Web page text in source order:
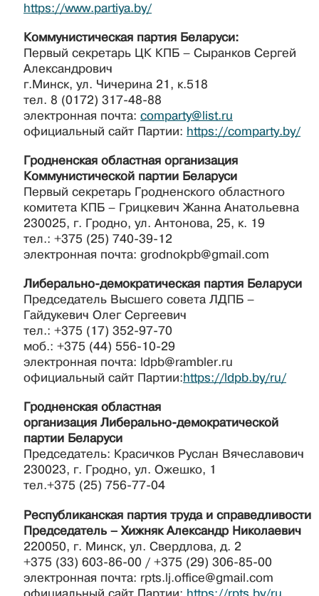
https://www.partiya.by/
Коммунистическая партия Беларуси:
Первый секретарь ЦК КПБ – Сыранков Сергей
Александрович
г.Минск, ул. Чичерина 21, к.518
тел. 8 (0172) 317-48-88
электронная почта: comparty@list.ru
официальный сайт Партии: https://comparty.by/
Гродненская областная организация
Коммунистической партии Беларуси
Первый секретарь Гродненского областного
комитета КПБ – Грицкевич Жанна Анатольевна
230025, г. Гродно, ул. Антонова, 25, к. 19
тел.: +375 (25) 740-39-12
электронная почта: grodnokpb@gmail.com
Л иберально-демократическая партия Беларуси
Председатель Высшего совета ЛДПБ –
Гайдукевич Олег Сергеевич
тел.: +375 (17) 352-97-70
моб.: +375 (44) 556-10-29
электронная почта: ldpb@rambler.ru
официальный сайт Партии:https://ldpb.by/ru/
Гродненская областная
организация Либерально-демократической
партии Беларуси
Председатель: Красичков Руслан Вячеславович
230023, г. Гродно, ул. Ожешко, 1
тел.+375 (25) 756-77-04
Республиканская партия труда и справедливости
Председатель – Хижняк Александр Николаевич
220050, г. Минск, ул. Свердлова, д. 2
+375 (33) 603-86-00 / +375 (29) 306-85-00
электронная почта: rpts.lj.office@gmail.com
официальный сайт Партии: https://rpts.by/ru